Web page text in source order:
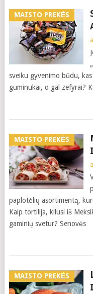
MAISTO PREKĖS
sveiku gyvenimo būdu,
guminukai, o gal zefyrai?
MAISTO PREKĖS
paplotėlių asortimentą,
Kaip tortilija, kilusi iš
gaminių svetur? Senovės
MAISTO PREKĖS